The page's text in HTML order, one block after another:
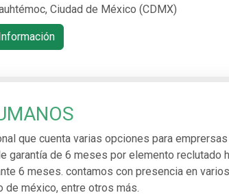
Ciudad de México (CDMX)
que cuenta varias opciones para
garantía de 6 meses por elemento reclutado
6 meses. contamos con presencia en
de méxico, entre otros más.